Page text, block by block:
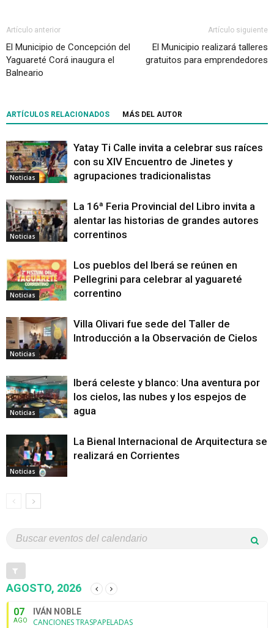
Artículo anterior
El Municipio de Concepción del
Yaguareté Corá inaugura el
Balneario
Artículo siguiente
El Municipio realizará talleres
gratuitos para emprendedores
ARTÍCULOS RELACIONADOS MÁS DEL AUTOR
Noticias
Yatay Ti Calle invita a celebrar sus raíces
con su XIV Encuentro de Jinetes y
agrupaciones tradicionalistas
Noticias
La 16ª Feria Provincial del Libro invita a
alentar las historias de grandes autores
correntinos
Noticias
Los pueblos del Iberá se reúnen en
Pellegrini para celebrar al yaguareté
correntino
Noticias
Villa Olivari fue sede del Taller de
Introducción a la Observación de Cielos
Noticias
Iberá celeste y blanco: Una aventura por
los cielos, las nubes y los espejos de
agua
Noticias
La Bienal Internacional de Arquitectura se
realizará en Corrientes
AGOSTO, 2026
07
AGO
IVÁN NOBLE
CANCIONES TRASPAPELADAS